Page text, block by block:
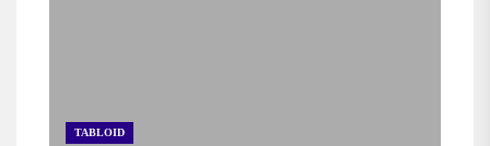
TABLOID